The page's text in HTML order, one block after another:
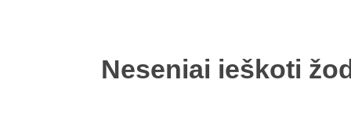
Neseniai ieškoti